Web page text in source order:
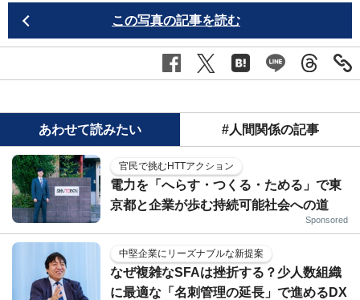
この写真の記事を読む
あわせて読みたい #人間関係の記事
官民で挑むHTTアクション
電力を「へらす・つくる・ためる」で東
京都と企業が歩む持続可能社会への道
Sponsored
中堅企業にリーズナブルな新提案
なぜ複雑なSFAは挫折する？少人数組織
に最適な「名刺管理の延長」で進めるDX